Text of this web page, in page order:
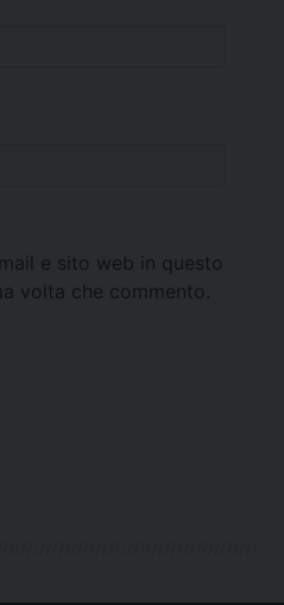
e sito web in questo
volta che commento.